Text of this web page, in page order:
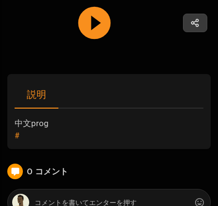
説明
中文prog
#
0 コメント